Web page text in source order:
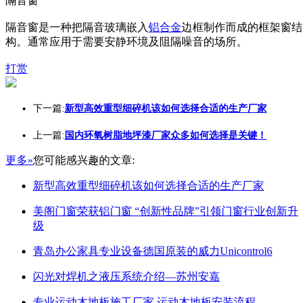
隔音窗是一种把隔音玻璃嵌入铝合金边框制作而成的框架窗结
构。通常应用于需要安静环境及阻隔噪音的场所。
打赏
下一篇:新型高效重型细碎机该如何选择合适的生产厂家
上一篇: 国内环氧树脂地坪漆厂家众多如何选择是关键！
更多»您可能感兴趣的文章:
新型高效重型细碎机该如何选择合适的生产厂家
美阁门窗荣获铝门窗 “创新性品牌”引领门窗行业创新升
级
青岛办公家具专业设备德国原装的威力Unicontrol6
闪光对焊机之液压系统介绍—苏州安嘉